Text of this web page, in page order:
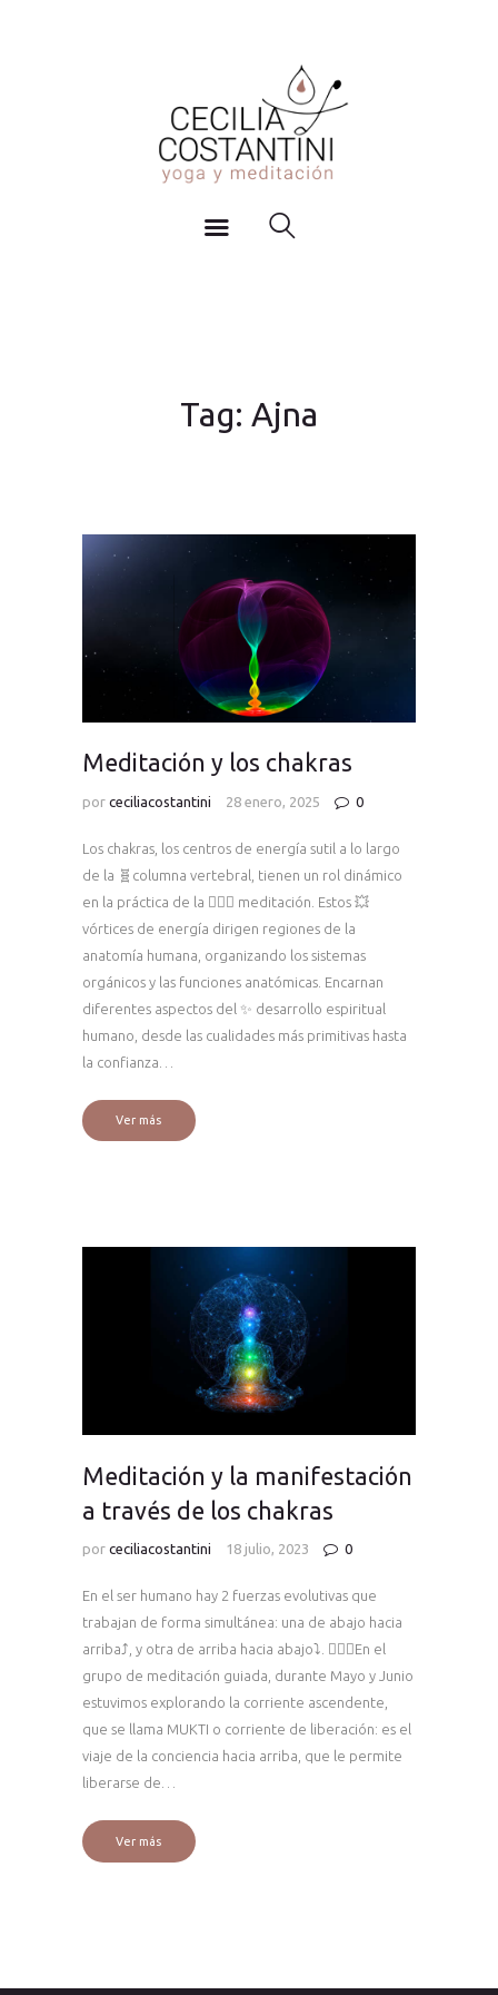
Tag: Ajna
Cecilia Costantini
Agenda y Horarios
Sobre mi
Meditación y los chakras
por ceciliacostantini 28 enero, 2025 0
Los chakras, los centros de energía sutil a lo largo
de la 🧬columna vertebral, tienen un rol dinámico
en la práctica de la 🧘🏻‍♀️ meditación. Estos 💥
vórtices de energía dirigen regiones de la
anatomía humana, organizando los sistemas
orgánicos y las funciones anatómicas. Encarnan
diferentes aspectos del ✨ desarrollo espiritual
humano, desde las cualidades más primitivas hasta
la confianza…
Ver más
Meditación y la manifestación
a través de los chakras
por ceciliacostantini 18 julio, 2023 0
En el ser humano hay 2 fuerzas evolutivas que
trabajan de forma simultánea: una de abajo hacia
arriba⤴️, y otra de arriba hacia abajo⤵️. 🧘🏻‍♀️En el
grupo de meditación guiada, durante Mayo y Junio
estuvimos explorando la corriente ascendente,
que se llama MUKTI o corriente de liberación: es el
viaje de la conciencia hacia arriba, que le permite
liberarse de…
Ver más